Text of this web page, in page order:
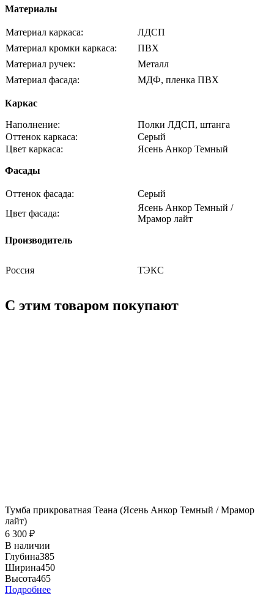
Материалы
Материал каркаса:
ЛДСП
Материал кромки каркаса:
ПВХ
Материал ручек:
Металл
Материал фасада:
МДФ, пленка ПВХ
Каркас
Наполнение:
Полки ЛДСП, штанга
Оттенок каркаса:
Серый
Цвет каркаса:
Ясень Анкор Темный
Фасады
Оттенок фасада:
Серый
Цвет фасада:
Ясень Анкор Темный /
Мрамор лайт
Производитель
Россия ТЭКС
С этим товаром покупают
Тумба прикроватная Теана (Ясень Анкор Темный / Мрамор
лайт)
6 300 ₽
В наличии
Глубина385
Ширина450
Высота465
Подробнее